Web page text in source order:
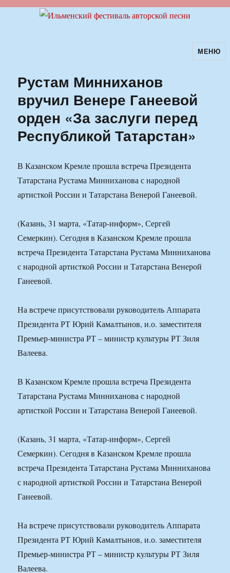
Ильменский фестиваль авторскойМЕНЮ
Рустам Минниханов
вручил Венере Ганеевой
орден «За заслуги перед
Республикой Татарстан»
В Казанском Кремле прошла встреча Президента
Татарстана Рустама Минниханова с народной
артисткой России и Татарстана Венерой Ганеевой.
(Казань, 31 марта, «Татар-информ», Сергей
Семеркин). Сегодня в Казанском Кремле прошла
встреча Президента Татарстана Рустама Минниханова
с народной артисткой России и Татарстана Венерой
Ганеевой.
На встрече присутствовали руководитель Аппарата
Президента РТ Юрий Камалтынов, и.о. заместителя
Премьер-министра РТ – министр культуры РТ Зиля
Валеева.
В Казанском Кремле прошла встреча Президента
Татарстана Рустама Минниханова с народной
артисткой России и Татарстана Венерой Ганеевой.
(Казань, 31 марта, «Татар-информ», Сергей
Семеркин). Сегодня в Казанском Кремле прошла
встреча Президента Татарстана Рустама Минниханова
с народной артисткой России и Татарстана Венерой
Ганеевой.
На встрече присутствовали руководитель Аппарата
Президента РТ Юрий Камалтынов, и.о. заместителя
Премьер-министра РТ – министр культуры РТ Зиля
Валеева.